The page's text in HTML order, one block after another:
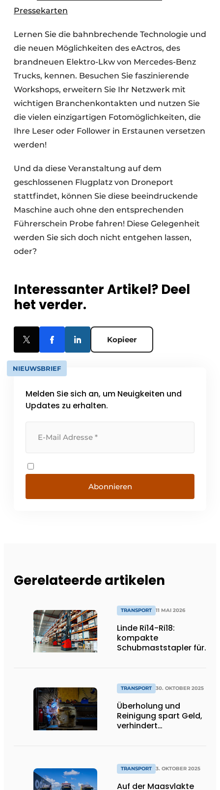
Pressekarten
Lernen Sie die bahnbrechende Technologie und
die neuen Möglichkeiten des eActros, des
brandneuen Elektro-Lkw von Mercedes-Benz
Trucks, kennen. Besuchen Sie faszinierende
Workshops, erweitern Sie Ihr Netzwerk mit
wichtigen Branchenkontakten und nutzen Sie
die vielen einzigartigen Fotomöglichkeiten, die
Ihre Leser oder Follower in Erstaunen versetzen
werden!
Und da diese Veranstaltung auf dem
geschlossenen Flugplatz von Droneport
stattfindet, können Sie diese beeindruckende
Maschine auch ohne den entsprechenden
Führerschein Probe fahren! Diese Gelegenheit
werden Sie sich doch nicht entgehen lassen,
oder?
Interessanter Artikel? Deel
het verder.
Kopieer
NIEUWSBRIEF
Melden Sie sich an, um Neuigkeiten und
Updates zu erhalten.
Abonnieren
Gerelateerde artikelen
TRANSPORT 11 MAI 2026
Linde Ri14-Ri18:
kompakte
Schubmaststapler für
TRANSPORT 30. OKTOBER 2025
Überholung und
Reinigung spart Geld,
verhindert
TRANSPORT 3. OKTOBER 2025
Auf der Maasvlakte